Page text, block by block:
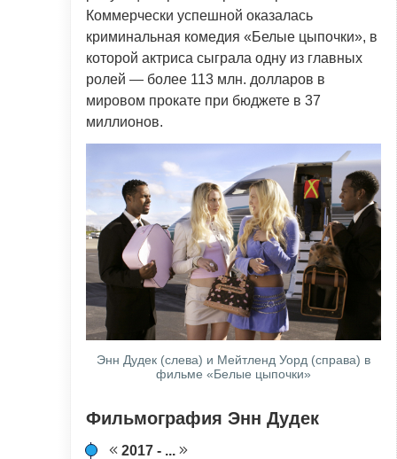
Коммерчески успешной оказалась
криминальная комедия «Белые цыпочки», в
которой актриса сыграла одну из главных
ролей — более 113 млн. долларов в
мировом прокате при бюджете в 37
миллионов.
Энн Дудек (слева) и Мейтленд Уорд (справа) в
фильме «Белые цыпочки»
Фильмография Энн Дудек
2017 - ...